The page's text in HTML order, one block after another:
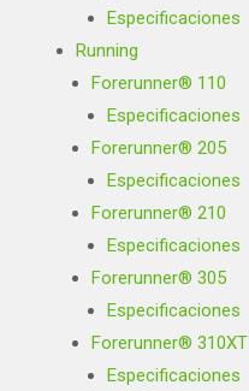
Especificaciones
Running
Forerunner® 110
Especificaciones
Forerunner® 205
Especificaciones
Forerunner® 210
Especificaciones
Forerunner® 305
Especificaciones
Forerunner® 310XT
Especificaciones